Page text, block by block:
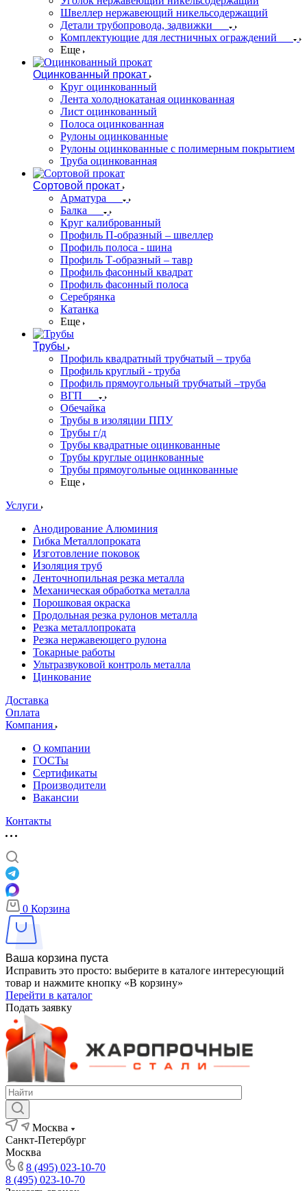
Швеллер нержавеющий никельсодержащий
Детали трубопровода, задвижки
Комплектующие для лестничных ограждений
Еще
Оцинкованный прокат
Круг оцинкованный
Лента холоднокатаная оцинкованная
Лист оцинкованный
Полоса оцинкованная
Рулоны оцинкованные
Рулоны оцинкованные с полимерным покрытием
Труба оцинкованная
Сортовой прокат
Арматура
Балка
Круг калиброванный
Профиль П-образный – швеллер
Профиль полоса - шина
Профиль Т-образный – тавр
Профиль фасонный квадрат
Профиль фасонный полоса
Серебрянка
Катанка
Еще
Трубы
Профиль квадратный трубчатый – труба
Профиль круглый - труба
Профиль прямоугольный трубчатый –труба
ВГП
Обечайка
Трубы в изоляции ППУ
Трубы г/д
Трубы квадратные оцинкованные
Трубы круглые оцинкованные
Трубы прямоугольные оцинкованные
Еще
Услуги
Анодирование Алюминия
Гибка Металлопроката
Изготовление поковок
Изоляция труб
Ленточнопильная резка металла
Механическая обработка металла
Порошковая окраска
Продольная резка рулонов металла
Резка металлопроката
Резка нержавеющего рулона
Токарные работы
Ультразвуковой контроль металла
Цинкование
Доставка
Оплата
Компания
О компании
ГОСТы
Сертификаты
Производители
Вакансии
Контакты
0 Корзина
Ваша корзина пуста
Исправить это просто: выберите в каталоге интересующий
товар и нажмите кнопку «В корзину»
Перейти в каталог
Подать заявку
Москва
Санкт-Петербург
Москва
8 (495) 023-10-70
8 (495) 023-10-70